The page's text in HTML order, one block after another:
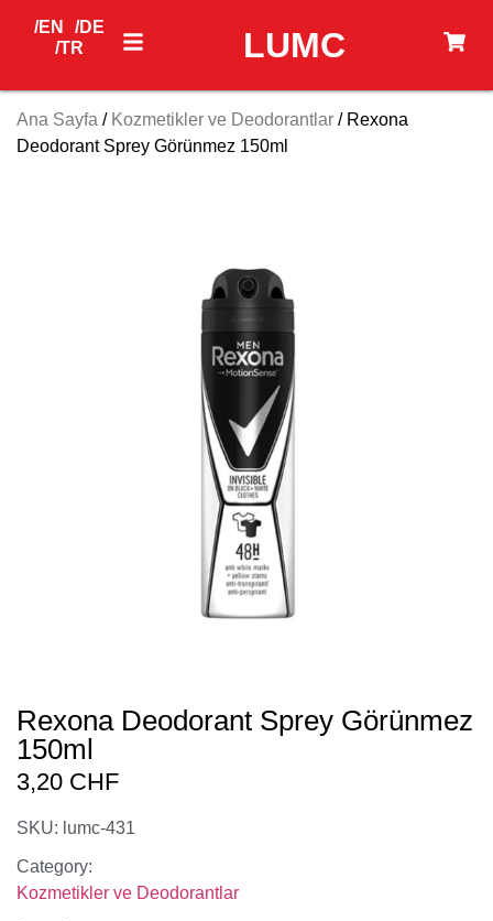
LUMC
/EN
/DE
/TR
Ana Sayfa / Kozmetikler ve Deodorantlar / Rexona
Deodorant Sprey Görünmez 150ml
Rexona Deodorant Sprey Görünmez
150ml
3,20 CHF
SKU: lumc-431
Category:
Kozmetikler ve Deodorantlar